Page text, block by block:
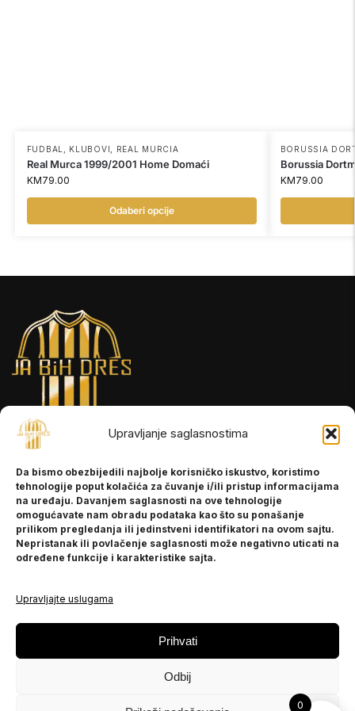
Upravljanje saglasnostima
Da bismo obezbijedili najbolje korisničko iskustvo, koristimo
tehnologije poput kolačića za čuvanje i/ili pristup informacijama
na uređaju. Davanjem saglasnosti na ove tehnologije
omogućavate nam obradu podataka kao što su ponašanje
prilikom pregledanja ili jedinstveni identifikatori na ovom sajtu.
Nepristanak ili povlačenje saglasnosti može negativno uticati na
određene funkcije i karakteristike sajta.
Upravljajte uslugama
Prihvati
Odbij
FUDBAL KLUBOVI REAL MURCIA
Real Murca 1999/2001 Home Domaći
KM79.00
Odaberi opcije
BORUSSIA
Borussia
KM79.00
INFORMACIJE
O nama
Kontakt
POMOĆ
Politika privatnosti
PRATITE NAS
Instagram
0